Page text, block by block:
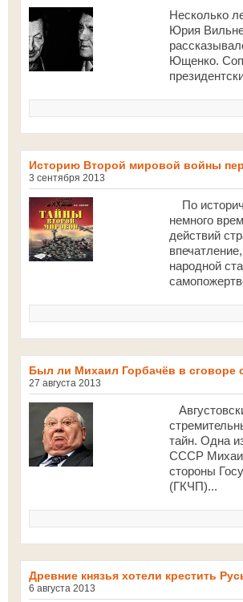
Несколько
Юрия
Ющенко.
Историю Второй мировой войны
3 сентября 2013
По
немного
действий
народной
Был ли Михаил Горбачёв в сговоре
27 августа 2013
тайн. Одна
СССР
стороны
(ГКЧП)...
Древние князья хотели крестить
6 августа 2013